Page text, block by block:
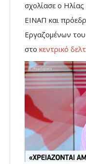
σχολίασε ο
ΕΙΝΑΠ και
Εργαζομένων
στο κεντρικό